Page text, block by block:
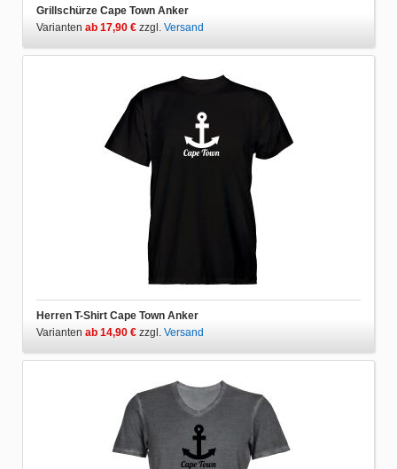
Grillschürze Cape Town Anker
Varianten ab 17,90 € zzgl. Versand
Herren T-Shirt Cape Town Anker
Varianten ab 14,90 € zzgl. Versand